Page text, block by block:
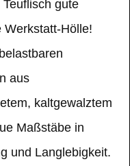
gute
Werkstatt-Hölle!
aus
kaltgewalztem
Maßstäbe in
und Langlebigkeit.